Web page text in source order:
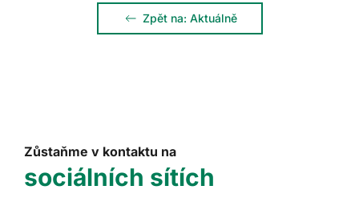
Zpět na: Aktuálně
Zůstaňme v kontaktu na
sociálních sítích